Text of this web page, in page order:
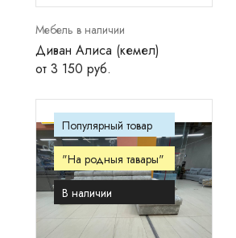
Мебель в наличии
Диван Алиса (кемел)
от 3 150 руб.
Популярный товар
"На родныя тавары"
В наличии